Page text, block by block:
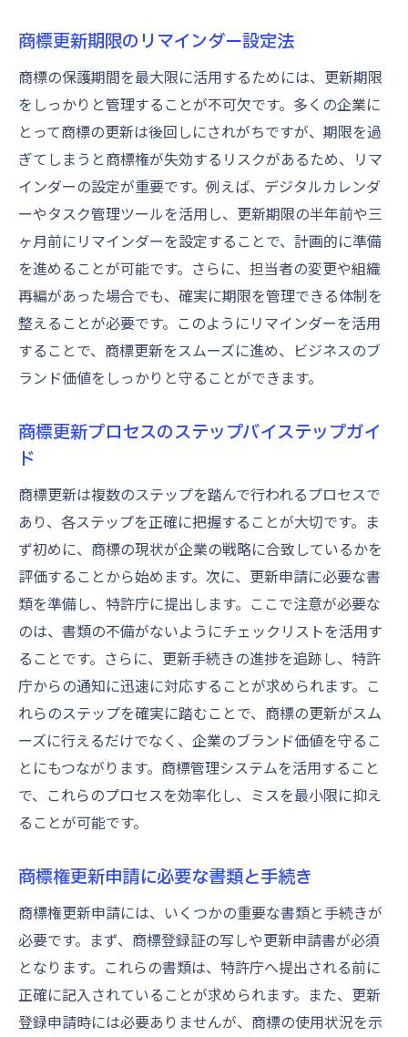
商標更新期限のリマインダー設定法
商標の保護期間を最大限に活用するためには、更新期限
をしっかりと管理することが不可欠です。多くの企業に
とって商標の更新は後回しにされがちですが、期限を過
ぎてしまうと商標権が失効するリスクがあるため、リマ
インダーの設定が重要です。例えば、デジタルカレンダ
ーやタスク管理ツールを活用し、更新期限の半年前や三
ヶ月前にリマインダーを設定することで、計画的に準備
を進めることが可能です。さらに、担当者の変更や組織
再編があった場合でも、確実に期限を管理できる体制を
整えることが必要です。このようにリマインダーを活用
することで、商標更新をスムーズに進め、ビジネスのブ
ランド価値をしっかりと守ることができます。
商標更新プロセスのステップバイステップガイ
ド
商標更新は複数のステップを踏んで行われるプロセスで
あり、各ステップを正確に把握することが大切です。ま
ず初めに、商標の現状が企業の戦略に合致しているかを
評価することから始めます。次に、更新申請に必要な書
類を準備し、特許庁に提出します。ここで注意が必要な
のは、書類の不備がないようにチェックリストを活用す
ることです。さらに、更新手続きの進捗を追跡し、特許
庁からの通知に迅速に対応することが求められます。こ
れらのステップを確実に踏むことで、商標の更新がスム
ーズに行えるだけでなく、企業のブランド価値を守るこ
とにもつながります。商標管理システムを活用すること
で、これらのプロセスを効率化し、ミスを最小限に抑え
ることが可能です。
商標権更新申請に必要な書類と手続き
商標権更新申請には、いくつかの重要な書類と手続きが
必要です。まず、商標登録証の写しや更新申請書が必須
となります。これらの書類は、特許庁へ提出される前に
正確に記入されていることが求められます。また、更新
登録申請時には必要ありませんが、商標の使用状況を示